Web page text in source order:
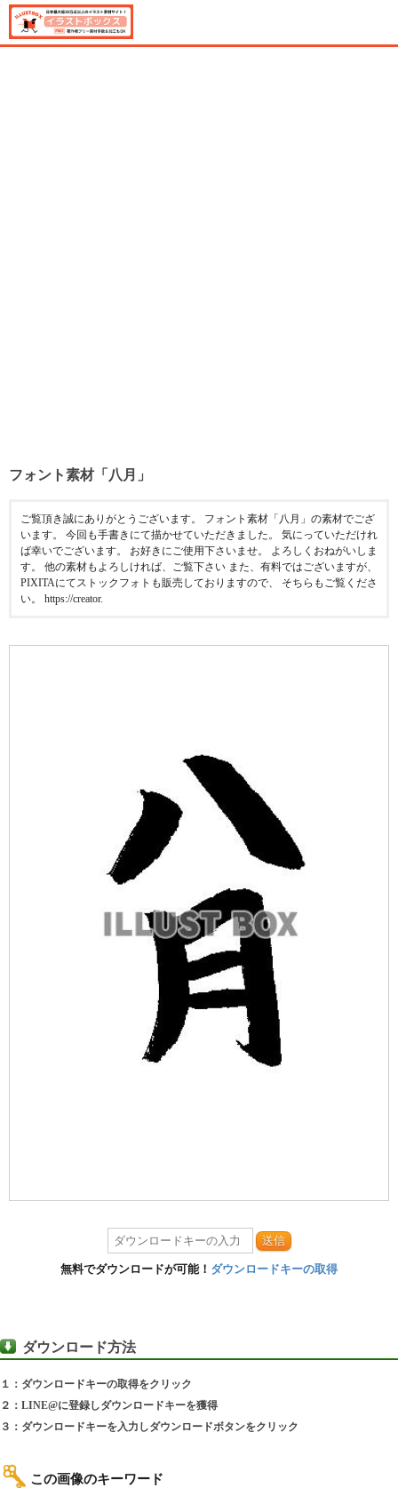
フォント素材「八月」
ご覧頂き誠にありがとうございます。 フォント素材「八月」の素材でござ
います。 今回も手書きにて描かせていただきました。 気にっていただけれ
ば幸いでございます。 お好きにご使用下さいませ。 よろしくおねがいしま
す。 他の素材もよろしければ、ご覧下さい また、有料ではございますが、
PIXITAにてストックフォトも販売しておりますので、 そちらもご覧くださ
い。 https://creator.
送信
無料でダウンロードが可能！ ダウンロードキーの取得
ダウンロード方法
１：ダウンロードキーの取得をクリック
２：LINE@に登録しダウンロードキーを獲得
３：ダウンロードキーを入力しダウンロードボタンをクリック
この画像のキーワード